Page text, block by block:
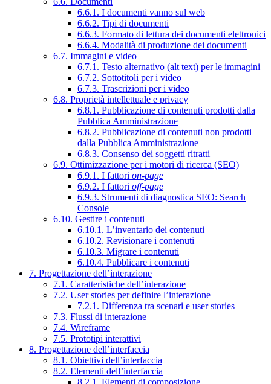
6.6.1. I documenti vanno sul web
6.6.2. Tipi di documenti
6.6.3. Formato di lettura dei documenti elettronici
6.6.4. Modalità di produzione dei documenti
6.7. Immagini e video
6.7.1. Testo alternativo (alt text) per le immagini
6.7.2. Sottotitoli per i video
6.7.3. Trascrizioni per i video
6.8. Proprietà intellettuale e privacy
6.8.1. Pubblicazione di contenuti prodotti dalla
Pubblica Amministrazione
6.8.2. Pubblicazione di contenuti non prodotti
dalla Pubblica Amministrazione
6.8.3. Consenso dei soggetti ritratti
6.9. Ottimizzazione per i motori di ricerca (SEO)
6.9.1. I fattori on-page
6.9.2. I fattori off-page
6.9.3. Strumenti di diagnostica SEO: Search
Console
6.10. Gestire i contenuti
6.10.1. L’inventario dei contenuti
6.10.2. Revisionare i contenuti
6.10.3. Migrare i contenuti
6.10.4. Pubblicare i contenuti
7. Progettazione dell’interazione
7.1. Caratteristiche dell’interazione
7.2. User stories per definire l’interazione
7.2.1. Differenza tra scenari e user stories
7.3. Flussi di interazione
7.4. Wireframe
7.5. Prototipi interattivi
8. Progettazione dell’interfaccia
8.1. Obiettivi dell’interfaccia
8.2. Elementi dell’interfaccia
8.2.1. Elementi di composizione